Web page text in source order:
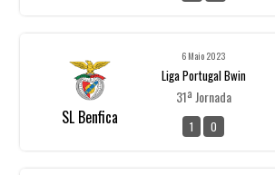
SL Benfica
6 Maio 2023
Liga Portugal Bwin
31ª Jornada
1 0